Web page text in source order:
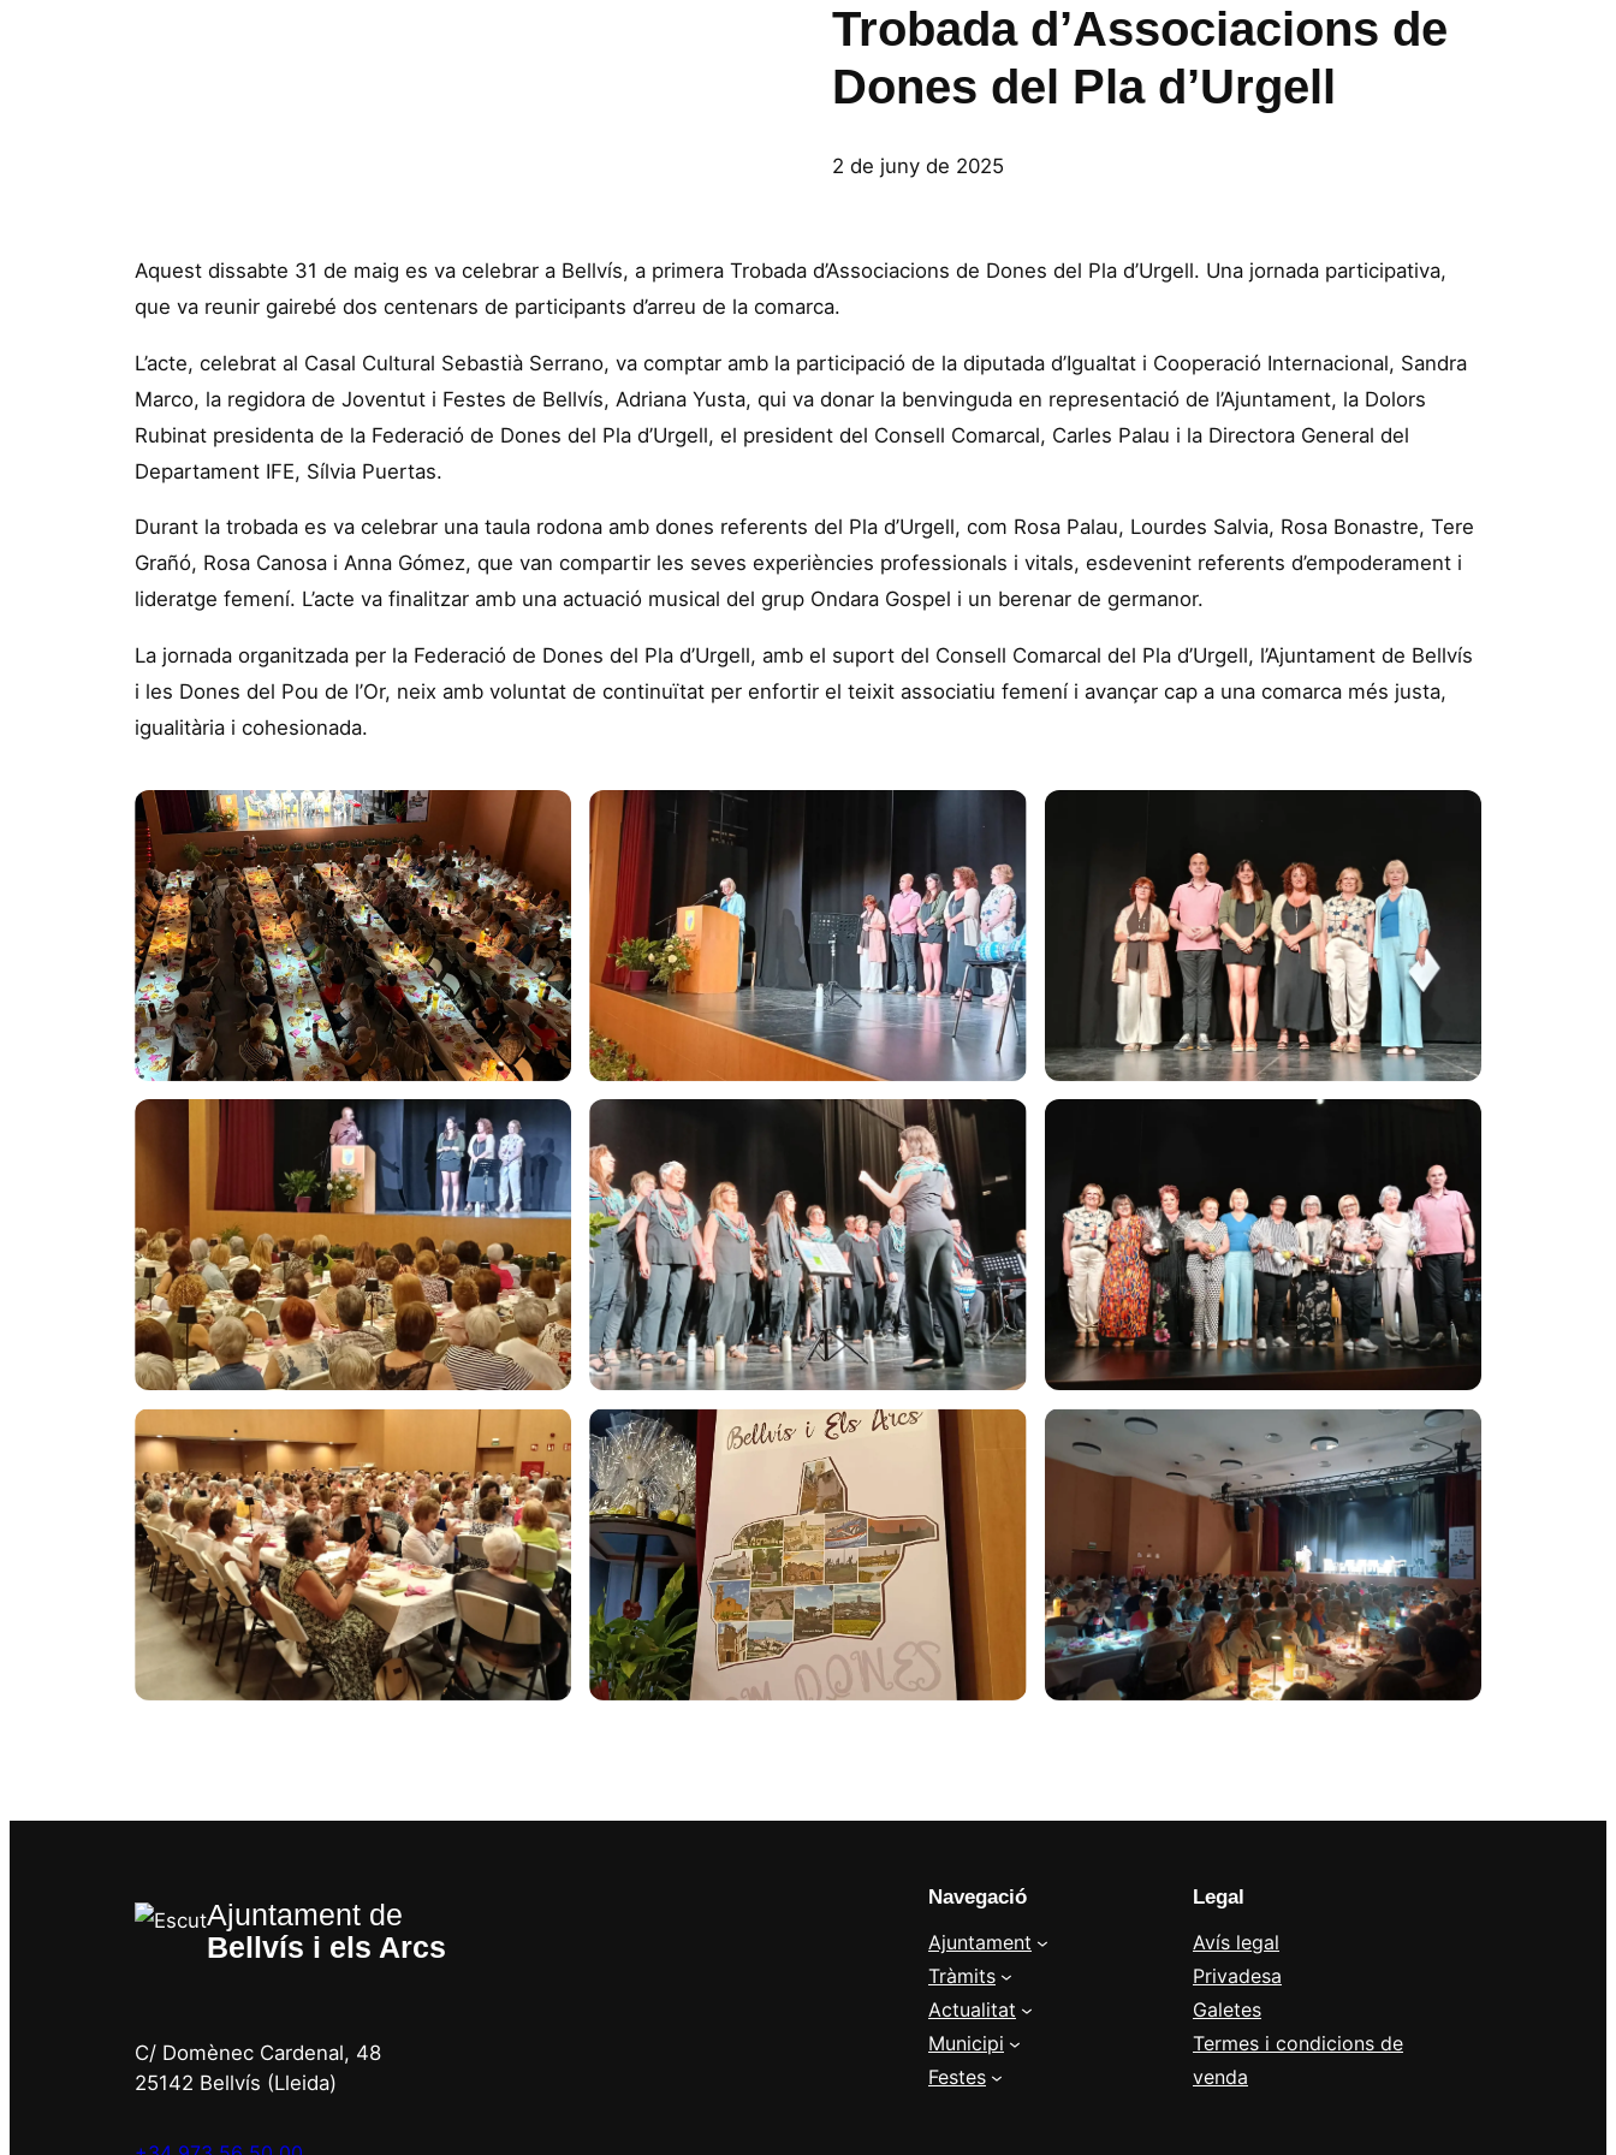
Trobada d’Associacions de
Dones del Pla d’Urgell
2 de juny de 2025
Aquest dissabte 31 de maig es va celebrar a Bellvís, a primera Trobada d’Associacions de Dones del Pla d’Urgell. Una jornada participativa,
que va reunir gairebé dos centenars de participants d’arreu de la comarca.
L’acte, celebrat al Casal Cultural Sebastià Serrano, va comptar amb la participació de la diputada d’Igualtat i Cooperació Internacional, Sandra
Marco, la regidora de Joventut i Festes de Bellvís, Adriana Yusta, qui va donar la benvinguda en representació de l’Ajuntament, la Dolors
Rubinat presidenta de la Federació de Dones del Pla d’Urgell, el president del Consell Comarcal, Carles Palau i la Directora General del
Departament IFE, Sílvia Puertas.
Durant la trobada es va celebrar una taula rodona amb dones referents del Pla d’Urgell, com Rosa Palau, Lourdes Salvia, Rosa Bonastre, Tere
Grañó, Rosa Canosa i Anna Gómez, que van compartir les seves experiències professionals i vitals, esdevenint referents d’empoderament i
lideratge femení. L’acte va finalitzar amb una actuació musical del grup Ondara Gospel i un berenar de germanor.
La jornada organitzada per la Federació de Dones del Pla d’Urgell, amb el suport del Consell Comarcal del Pla d’Urgell, l’Ajuntament de Bellvís
i les Dones del Pou de l’Or, neix amb voluntat de continuïtat per enfortir el teixit associatiu femení i avançar cap a una comarca més justa,
igualitària i cohesionada.
Ajuntament de
Bellvís i els Arcs
C/ Domènec Cardenal, 48
25142 Bellvís (Lleida)
Navegació
Ajuntament
Tràmits
Actualitat
Municipi
Festes
Legal
Avís legal
Privadesa
Galetes
Termes i condicions de
venda